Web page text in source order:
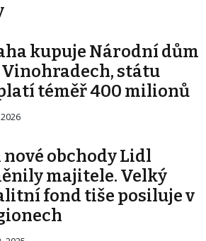
kupuje Národní dům
Vinohradech, státu
téměř 400 milionů
nové obchody Lidl
majitele. Velký
fond tiše posiluje v